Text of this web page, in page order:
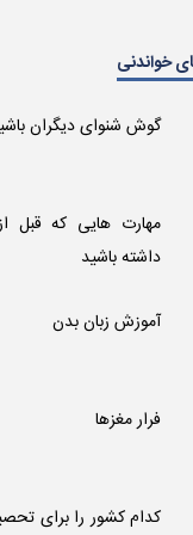
خواندنی
گوش شنوای دیگران
مهارت هایی که قبل
داشته باشید
آموزش زبان بدن
فرار مغزها
کدام کشور را برای